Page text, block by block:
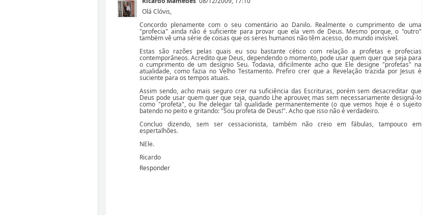
Olá Clóvis,
Concordo plenamente com o seu comentário ao Danilo. Realmente o cumprimento de uma
"profecia" ainda não é suficiente para provar que ela vem de Deus. Mesmo porque, o "outro"
também vê uma série de coisas que os seres humanos não têm acesso, do mundo invisível.
Estas são razões pelas quais eu sou bastante cético com relação a profetas e profecias
contemporâneos. Acredito que Deus, dependendo o momento, pode usar quem quer que seja para
o cumprimento de um desígnio Seu. Todavia, dificilmente acho que Ele designe "profetas" na
atualidade, como fazia no Velho Testamento. Prefiro crer que a Revelação trazida por Jesus é
suciente para os tempos atuais.
Assim sendo, acho mais seguro crer na suficiência das Escrituras, porém sem desacreditar que
Deus pode usar quem quer que seja, quando Lhe aprouver, mas sem necessariamente designá-lo
como "profeta", ou lhe delegar tal qualidade permanentemente (o que vemos hoje é o sujeito
batendo no peito e gritando: "Sou profeta de Deus!". Acho que isso não é verdadeiro.
Concluo dizendo, sem ser cessacionista, também não creio em fábulas, tampouco em
espertalhões.
NEle.
Ricardo
Responder